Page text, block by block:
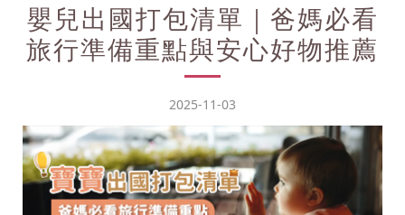
嬰兒出國打包清單｜爸媽必看
旅行準備重點與安心好物推薦
2025-11-03